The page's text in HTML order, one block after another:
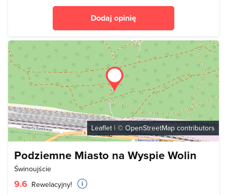
Dodaj opinię
Leaflet | © OpenStreetMap contributors
Podziemne Miasto na Wyspie Wolin
Świnoujście
9.6 Rewelacyjny!